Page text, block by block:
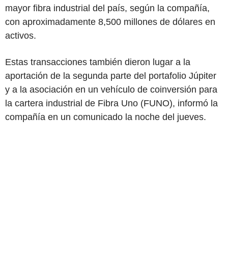
mayor fibra industrial del país, según la compañía,
con aproximadamente 8,500 millones de dólares en
activos.
Estas transacciones también dieron lugar a la
aportación de la segunda parte del portafolio Júpiter
y a la asociación en un vehículo de coinversión para
la cartera industrial de Fibra Uno (FUNO), informó la
compañía en un comunicado la noche del jueves.